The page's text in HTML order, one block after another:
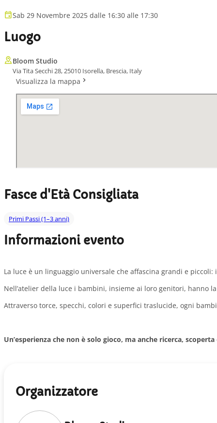
Sab 29 Novembre 2025 dalle 16:30 alle 17:30
Luogo
Bloom Studio
Via Tita Secchi 28, 25010 Isorella, Brescia, Italy
Visualizza la mappa
Fasce d'Età Consigliata
Primi Passi (1–3 anni)
Informazioni evento
La luce è un linguaggio universale che affascina grandi e
Nell’atelier della luce i bambini, insieme ai loro genitori, hanno
Attraverso torce, specchi, colori e superfici traslucide, ogni
Un’esperienza che non è solo gioco, ma anche ricerca,
Organizzatore